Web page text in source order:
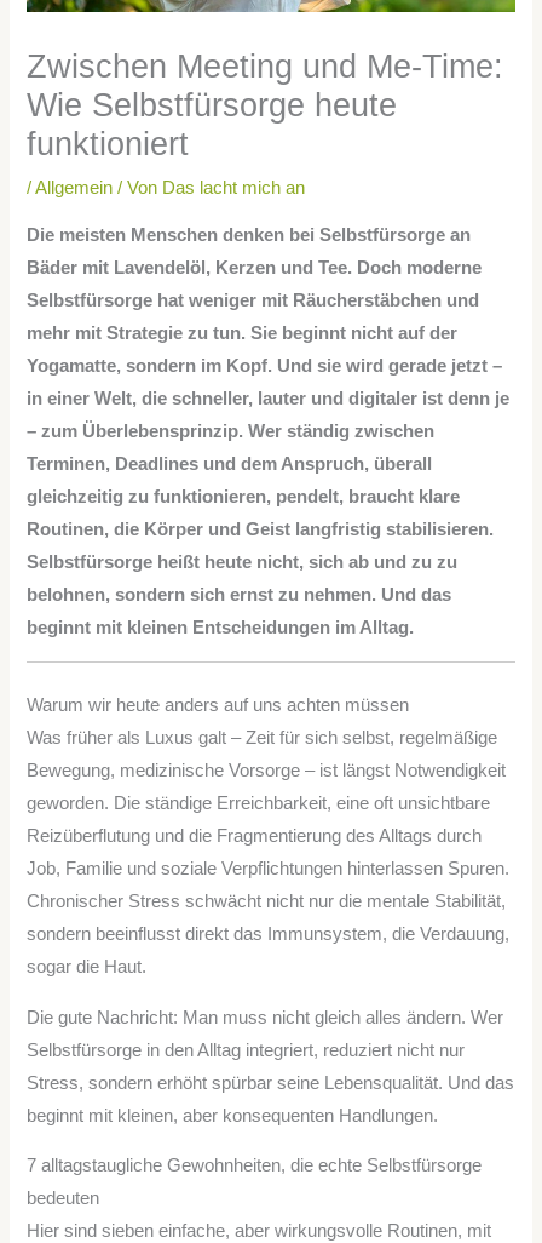
Zwischen Meeting und Me-Time:
Wie Selbstfürsorge heute
funktioniert
/Allgemein / Von Das lacht mich an
Die meisten Menschen denken bei Selbstfürsorge an
Bäder mit Lavendelöl, Kerzen und Tee. Doch moderne
Selbstfürsorge hat weniger mit Räucherstäbchen und
mehr mit Strategie zu tun. Sie beginnt nicht auf der
Yogamatte, sondern im Kopf. Und sie wird gerade jetzt –
in einer Welt, die schneller, lauter und digitaler ist denn je
– zum Überlebensprinzip. Wer ständig zwischen
Terminen, Deadlines und dem Anspruch, überall
gleichzeitig zu funktionieren, pendelt, braucht klare
Routinen, die Körper und Geist langfristig stabilisieren.
Selbstfürsorge heißt heute nicht, sich ab und zu zu
belohnen, sondern sich ernst zu nehmen. Und das
beginnt mit kleinen Entscheidungen im Alltag.
Warum wir heute anders auf uns achten müssen
Was früher als Luxus galt – Zeit für sich selbst, regelmäßige
Bewegung, medizinische Vorsorge – ist längst Notwendigkeit
geworden. Die ständige Erreichbarkeit, eine oft unsichtbare
Reizüberflutung und die Fragmentierung des Alltags durch
Job, Familie und soziale Verpflichtungen hinterlassen Spuren.
Chronischer Stress schwächt nicht nur die mentale Stabilität,
sondern beeinflusst direkt das Immunsystem, die Verdauung,
sogar die Haut.
Die gute Nachricht: Man muss nicht gleich alles ändern. Wer
Selbstfürsorge in den Alltag integriert, reduziert nicht nur
Stress, sondern erhöht spürbar seine Lebensqualität. Und das
beginnt mit kleinen, aber konsequenten Handlungen.
7 alltagstaugliche Gewohnheiten, die echte Selbstfürsorge
bedeuten
Hier sind sieben einfache, aber wirkungsvolle Routinen, mit